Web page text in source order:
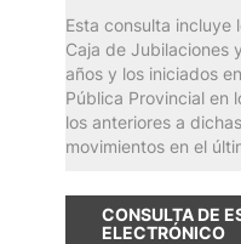
Esta consulta incluye
Caja de Jubilaciones
años y los iniciados
Pública Provincial en
los anteriores a
movimientos en el
CONSULTA DE
ELECTRÓNICO